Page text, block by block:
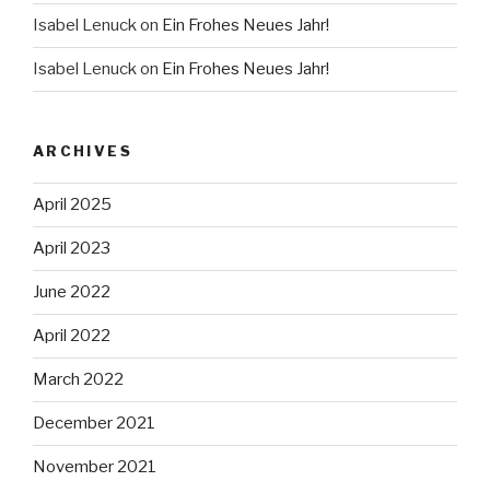
Isabel Lenuckon Ein Frohes Neues Jahr!
Isabel Lenuckon Ein Frohes Neues Jahr!
ARCHIVES
April 2025
April 2023
June 2022
April 2022
March 2022
December 2021
November 2021